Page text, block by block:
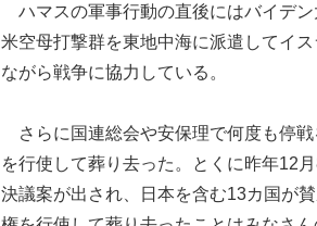
ハマスの軍事行動の直後にはバイデン
米空母打撃群を東地中海に派遣してイ
ながら戦争に協力している。
さらに国連総会や安保理で何度も停
を行使して葬り去った。とくに昨年12
決議案が出され、日本を含む13カ国が